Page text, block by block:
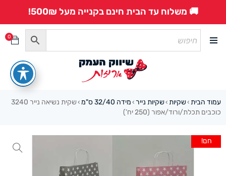
🚚 משלוח עד הבית חינם בקנייה מעל 500₪!
0
עמוד הבית ›שקיות ›שקיות נייר › מידה 32/40 ס"מ ›
שקית נשיאה נייר 3240
כוכבים תכלת/ורוד/אפור (250 יח’)
חם!